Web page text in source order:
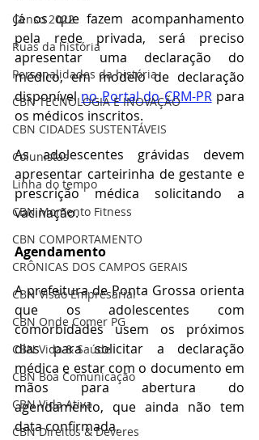
Censo 2022
Ruas da história
Personalidades da história
CBN TECNOLOGIA E INOVAÇÃO
CBN CIDADES SUSTENTÁVEIS
Colunistas
Linha do tempo
CBN Momento Fitness
CBN COMPORTAMENTO
CRÔNICAS DOS CAMPOS GERAIS
CBN Visão Empresarial
CBN Onde Comer PG
CBN Vida & Saúde
CBN Boa Comunicação
CBN Vida Ativa
CBN Direitos & Deveres
Já os que fazem acompanhamento
pela rede privada, será preciso
apresentar uma declaração do
médico, em modelo de declaração
disponível no Portal do CRM-PR para
os médicos inscritos.
As adolescentes grávidas devem
apresentar carteirinha de gestante e
prescrição médica solicitando a
vacinação.
Agendamento
A prefeitura de Ponta Grossa orienta
que os adolescentes com
comorbidades usem os próximos
dias para solicitar a declaração
médica e estar com o documento em
mãos para abertura do
agendamento, que ainda não tem
data confirmada.